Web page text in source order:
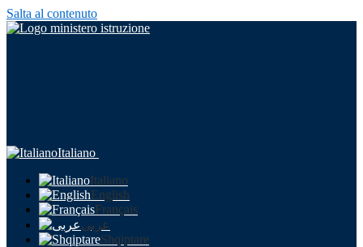
Salta al contenuto
Italiano
Italiano
English
Français
عربى
Shqiptare